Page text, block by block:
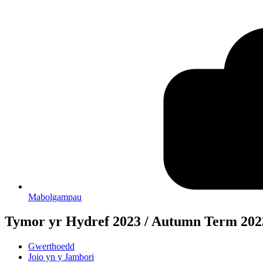
Mabolgampau
Tymor yr Hydref 2023 / Autumn Term
Gwerthoedd
Joio yn y Jambori